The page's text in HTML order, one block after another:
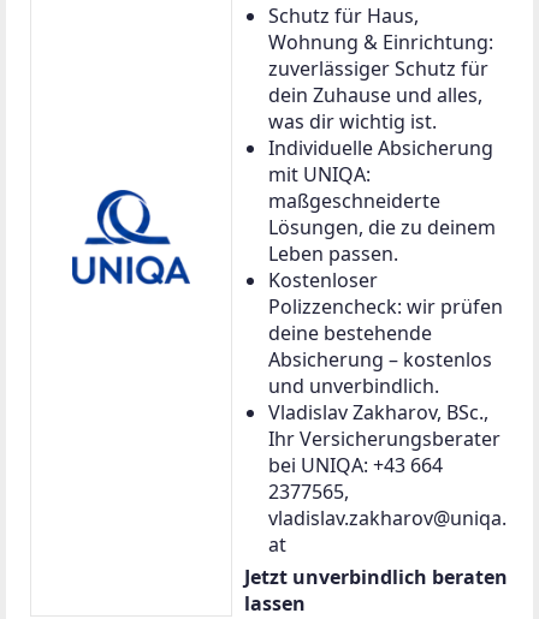
Schutz für Haus,
Wohnung & Einrichtung:
zuverlässiger Schutz für
dein Zuhause und alles,
was dir wichtig ist.
Individuelle Absicherung
mit UNIQA:
maßgeschneiderte
Lösungen, die zu deinem
Leben passen.
Kostenloser
Polizzencheck: wir prüfen
deine bestehende
Absicherung – kostenlos
und unverbindlich.
Vladislav Zakharov, BSc.,
Ihr Versicherungsberater
bei UNIQA: +43 664
2377565,
vladislav.zakharov@uniqa.
at
Jetzt unverbindlich beraten
lassen